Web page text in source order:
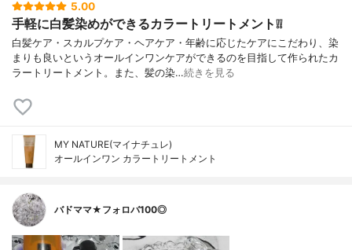
5.00
手軽に白髪染めができるカラートリートメント❕❕
白髪ケア・スカルプケア・ヘアケア・年齢に応じたケアにこだわり、染
まりも良いというオールインワンケアができるのを目指して作られたカ
ラートリートメント。また、髪の染…続きを見る
MY NATURE(マイナチュレ)
オールインワン カラートリートメント
バドママ★フォロバ100◎